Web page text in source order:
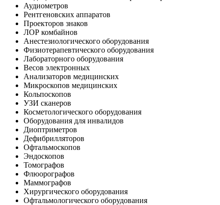
Аудиометров
Рентгеновских аппаратов
Проекторов знаков
ЛОР комбайнов
Анестезиологического оборудования
Физиотерапевтического оборудования
Лабораторного оборудования
Весов электронных
Анализаторов медицинских
Микроскопов медицинских
Кольпоскопов
УЗИ сканеров
Косметологического оборудования
Оборудования для инвалидов
Диоптриметров
Дефибрилляторов
Офтальмоскопов
Эндоскопов
Томографов
Флюорографов
Маммографов
Хирургического оборудования
Офтальмологического оборудования